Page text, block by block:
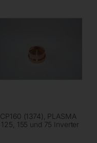
(1374), PLASMA
155 und 75 Inverter